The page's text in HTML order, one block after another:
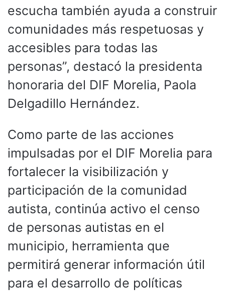
escucha también ayuda a construir
comunidades más respetuosas y
accesibles para todas las
personas”, destacó la presidenta
honoraria del DIF Morelia, Paola
Delgadillo Hernández.
Como parte de las acciones
impulsadas por el DIF Morelia para
fortalecer la visibilización y
participación de la comunidad
autista, continúa activo el censo
de personas autistas en el
municipio, herramienta que
permitirá generar información útil
para el desarrollo de políticas